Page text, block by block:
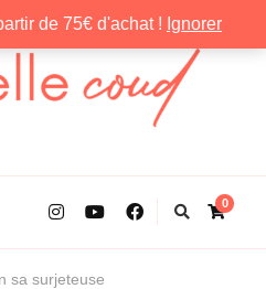
de 75€ d'achat ! Ignorer
0
sa surjeteuse